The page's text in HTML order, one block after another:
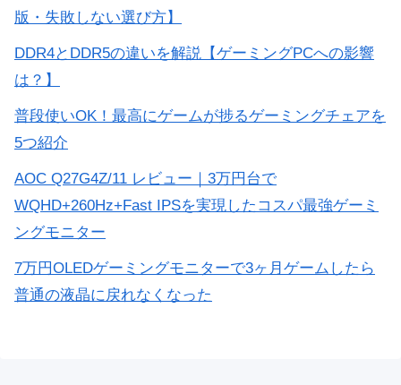
版・失敗しない選び方】
DDR4とDDR5の違いを解説【ゲーミングPCへの影響
は？】
普段使いOK！最高にゲームが捗るゲーミングチェアを
5つ紹介
AOC Q27G4Z/11 レビュー｜3万円台で
WQHD+260Hz+Fast IPSを実現したコスパ最強ゲーミ
ングモニター
7万円OLEDゲーミングモニターで3ヶ月ゲームしたら
普通の液晶に戻れなくなった